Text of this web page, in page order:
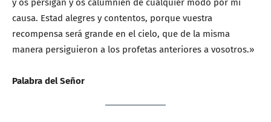
y os persigan y os calumnien de cualquier modo por mi
causa. Estad alegres y contentos, porque vuestra
recompensa será grande en el cielo, que de la misma
manera persiguieron a los profetas anteriores a vosotros.»
Palabra del Señor